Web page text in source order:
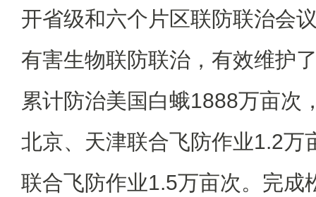
开省级和六个片区联防联治会
有害生物联防联治，有效维护
累计防治美国白蛾1888万亩次
北京、天津联合飞防作业1.2万
联合飞防作业1.5万亩次。完成